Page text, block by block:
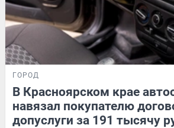
ГОРОД
В Красноярском крае
навязал покупателю
допуслуги за 191 тысячу